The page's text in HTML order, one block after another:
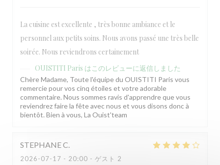
La cuisine est excellente , très bonne ambiance et le
personnel aux petits soins. Nous avons passé une très belle
soirée. Nous reviendrons certainement
OUISTITI Paris はこのレビューに返信しました
Chère Madame, Toute l'équipe du OUISTITI Paris vous
remercie pour vos cinq étoiles et votre adorable
commentaire. Nous sommes ravis d'apprendre que vous
reviendrez faire la fête avec nous et vous disons donc à
bientôt. Bien à vous, La Ouist'team
STEPHANEC
2026-07-17 - 20:00 - ゲスト 2